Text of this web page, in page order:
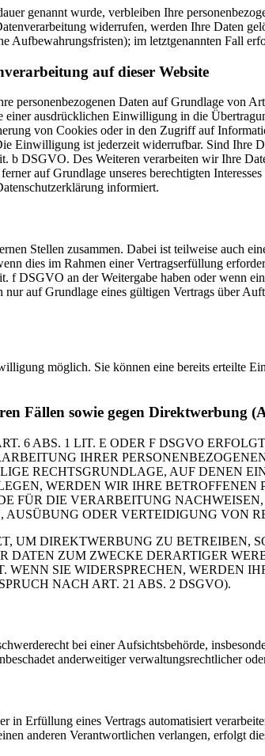
genannt wurde, verbleiben Ihre
widerrufen, werden Ihre Daten
Aufbewahrungsfristen); im letztgenannten Fall
auf dieser Website
personenbezogenen Daten auf Grundlage von
ausdrücklichen Einwilligung in die
von Cookies oder in den Zugriff auf
Einwilligung ist jederzeit widerrufbar. Sind Ihre
b DSGVO. Des Weiteren verarbeiten wir Ihre
auf Grundlage unseres berechtigten
informiert.
Stellen zusammen. Dabei ist teilweise auch
dies im Rahmen einer Vertragserfüllung
f DSGVO an der Weitergabe haben oder wenn
auf Grundlage eines gültigen Vertrags über
möglich. Sie können eine bereits erteilte
Fällen sowie gegen Direktwerbung
6 ABS. 1 LIT. E ODER F DSGVO
IHRER
RECHTSGRUNDLAGE, AUF DENEN
WERDEN WIR IHRE
FÜR DIE VERARBEITUNG
ODER VERTEIDIGUNG VON
UM DIREKTWERBUNG ZU BETREIBEN,
DATEN ZUM ZWECKE DERARTIGER
SIE WIDERSPRECHEN, WERDEN
NACH ART. 21 ABS. 2 DSGVO).
bei einer Aufsichtsbehörde,
anderweitiger verwaltungsrechtlicher
Erfüllung eines Vertrags automatisiert
anderen Verantwortlichen verlangen, erfolgt